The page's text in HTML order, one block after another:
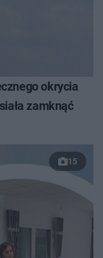
okrycia
zamknąć
15